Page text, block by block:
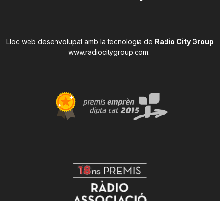
Lloc web desenvolupat amb la tecnologia de Radio City Group
www.radiocitygroup.com.